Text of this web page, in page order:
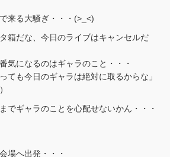
来る大騒ぎ・・・(>_<)
箱だな、今日のライブはキャンセルだ
気になるのはギャラのこと・・・
ても今日のギャラは絶対に取るからな」
でギャラのことを心配せないかん・・・
場へ出発・・・